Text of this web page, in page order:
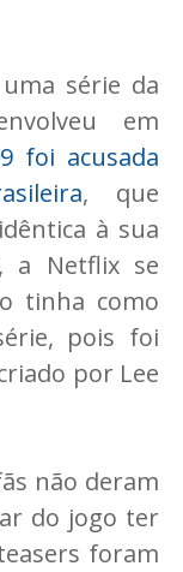
série da
em
foi acusada
, que
à sua
a Netflix se
tinha como
pois foi
por Lee
não deram
do jogo ter
foram